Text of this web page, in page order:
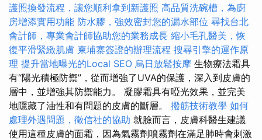
護照換發流程，讓您順利拿到新護照 高品質洗碗槽，為廚
房增添實用功能 防水膠，強效密封您的漏水部位 尋找台北
會計師，專業會計師協助您的業務成長 縮小毛孔醫美，恢
復平滑緊緻肌膚 柬埔寨簽證的辦理流程 搜尋引擎的運作原
理 提升當地曝光的Local SEO 烏日放鬆按摩 生物療法霜具
有“陽光積極防禦”，從而增強了UVA的保護，深入到皮膚的
層中，並增強其防禦能力。 凝膠霜具有啞光效果，並完美
地隱藏了油性和有問題的皮膚的斷層。 撥筋技術教學 如何
處理外遇問題，徵信社的協助 就臉而言，皮膚科醫生建議
使用這種皮膚的面霜，因為氣霧劑噴霧劑在滿足肺時會刺激